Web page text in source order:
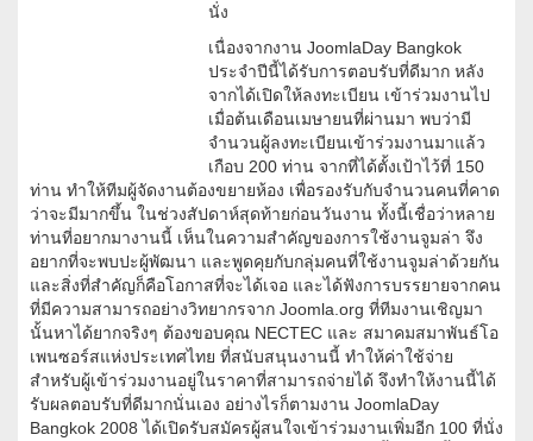
นั่ง
เนื่องจากงาน JoomlaDay Bangkok
ประจำปีนี้ได้รับการตอบรับที่ดีมาก หลัง
จากได้เปิดให้ลงทะเบียน เข้าร่วมงานไป
เมื่อต้นเดือนเมษายนที่ผ่านมา พบว่ามี
จำนวนผู้ลงทะเบียนเข้าร่วมงานมาแล้ว
เกือบ 200 ท่าน จากที่ได้ตั้งเป้าไว้ที่ 150
ท่าน ทำให้ทีมผู้จัดงานต้องขยายห้อง เพื่อรองรับกับจำนวนคนที่คาด
ว่าจะมีมากขึ้น ในช่วงสัปดาห์สุดท้ายก่อนวันงาน ทั้งนี้เชื่อว่าหลาย
ท่านที่อยากมางานนี้ เห็นในความสำคัญของการใช้งานจูมล่า จึง
อยากที่จะพบปะผู้พัฒนา และพูดคุยกับกลุ่มคนที่ใช้งานจูมล่าด้วยกัน
และสิ่งที่สำคัญก็คือโอกาสที่จะได้เจอ และได้ฟังการบรรยายจากคน
ที่มีความสามารถอย่างวิทยากรจาก Joomla.org ที่ทีมงานเชิญมา
นั้นหาได้ยากจริงๆ ต้องขอบคุณ NECTEC และ สมาคมสมาพันธ์โอ
เพนซอร์สแห่งประเทศไทย ที่สนับสนุนงานนี้ ทำให้ค่าใช้จ่าย
สำหรับผู้เข้าร่วมงานอยู่ในราคาที่สามารถจ่ายได้ จึงทำให้งานนี้ได้
รับผลตอบรับที่ดีมากนั่นเอง อย่างไรก็ตามงาน JoomlaDay
Bangkok 2008 ได้เปิดรับสมัครผู้สนใจเข้าร่วมงานเพิ่มอีก 100 ที่นั่ง